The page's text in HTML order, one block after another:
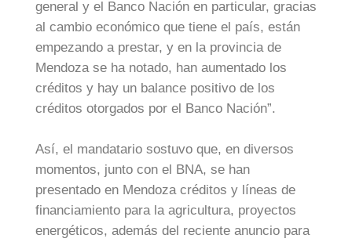
general y el Banco Nación en particular, gracias
al cambio económico que tiene el país, están
empezando a prestar, y en la provincia de
Mendoza se ha notado, han aumentado los
créditos y hay un balance positivo de los
créditos otorgados por el Banco Nación”.
Así, el mandatario sostuvo que, en diversos
momentos, junto con el BNA, se han
presentado en Mendoza créditos y líneas de
financiamiento para la agricultura, proyectos
energéticos, además del reciente anuncio para